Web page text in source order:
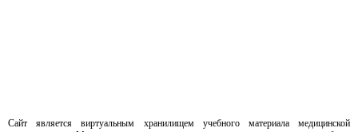
Сайт является виртуальным хранилищем учебного материала медицинской